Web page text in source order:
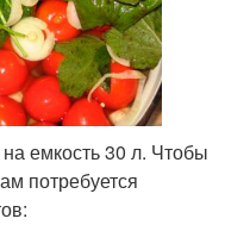
емкость 30 л. Чтобы
потребуется